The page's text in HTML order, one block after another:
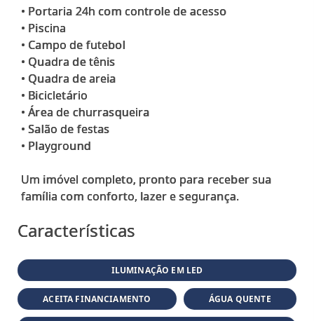
• Portaria 24h com controle de acesso
• Piscina
• Campo de futebol
• Quadra de tênis
• Quadra de areia
• Bicicletário
• Área de churrasqueira
• Salão de festas
• Playground
Um imóvel completo, pronto para receber sua
Características
ILUMINAÇÃO EM LED
ACEITA FINANCIAMENTO ÁGUA QUENTE